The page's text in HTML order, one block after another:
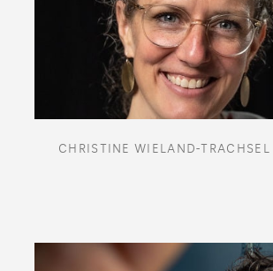
CHRISTINE WIELAND-TRACHSEL